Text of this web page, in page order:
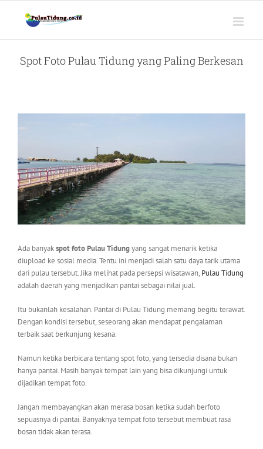
Spot Foto Pulau Tidung yang Paling Berkesan
Ada banyakspot foto Pulau Tidungyang sangat menarik ketika
diupload ke sosial media. Tentu ini menjadi salah satu daya tarik utama
dari pulau tersebut. Jika melihat pada persepsi wisatawan, Pulau Tidung
adalah daerah yang menjadikan pantai sebagai nilai jual.
Itu bukanlah kesalahan. Pantai di Pulau Tidung memang begitu terawat.
Dengan kondisi tersebut, seseorang akan mendapat pengalaman
terbaik saat berkunjung kesana.
Namun ketika berbicara tentang spot foto, yang tersedia disana bukan
hanya pantai. Masih banyak tempat lain yang bisa dikunjungi untuk
dijadikan tempat foto.
Jangan membayangkan akan merasa bosan ketika sudah berfoto
sepuasnya di pantai. Banyaknya tempat foto tersebut membuat rasa
bosan tidak akan terasa.